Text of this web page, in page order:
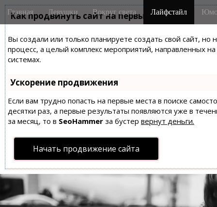
Как продвинуть сайт на первые места?
Вы создали или только планируете создать свой сайт,
процесс, а целый комплекс мероприятий, направленных
системах.
Ускорение продвижения
Если вам трудно попасть на первые места в поиске
десятки раз, а первые результаты появляются уже в
за месяц, то в SeoHammer за бустер вернут деньги.
Начать продвижение сайта
M
a
n
m
e
n
u
i
Главная Девушки Вокруг света Лайфстайл